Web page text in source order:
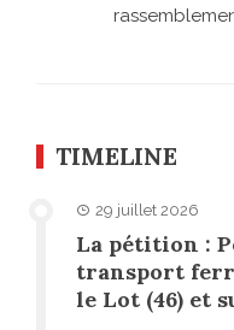
TIMELINE
29 juillet 2026
La pétition :
transport
le Lot (46) et